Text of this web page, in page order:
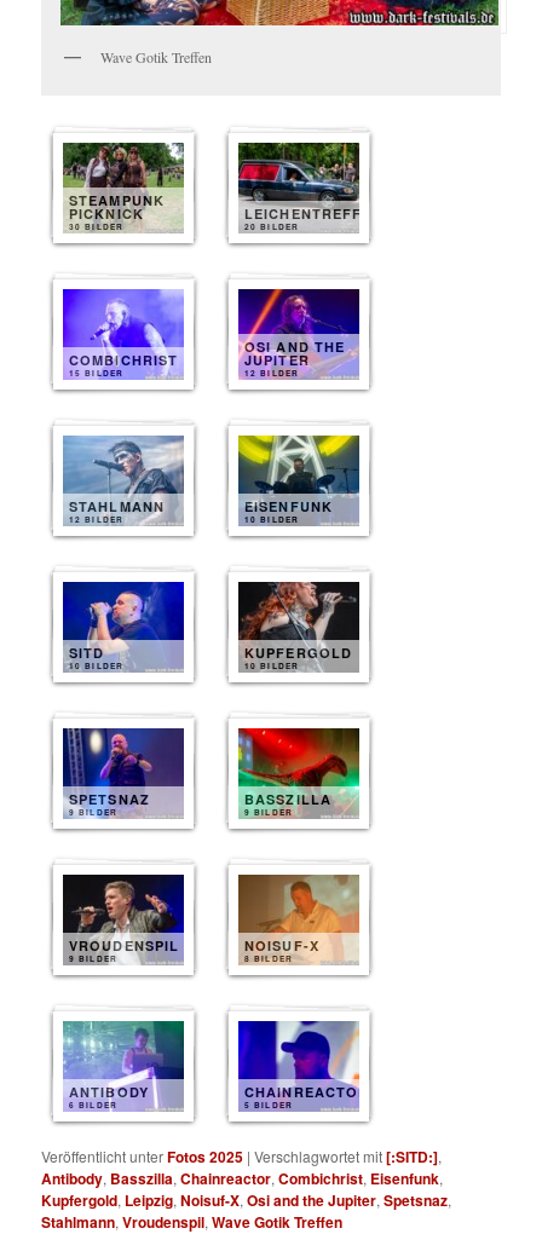
Wave Gotik Treffen
STEAMPUNK
PICKNICK
30 BILDER
LEICHENTREFF
20 BILDER
COMBICHRIST
15 BILDER
OSI AND THE
JUPITER
12 BILDER
STAHLMANN
12 BILDER
EISENFUNK
10 BILDER
SITD
10 BILDER
KUPFERGOLD
10 BILDER
SPETSNAZ
9 BILDER
BASSZILLA
9 BILDER
VROUDENSPIL
9 BILDER
NOISUF-X
8 BILDER
ANTIBODY
6 BILDER
CHAINREACTOR
5 BILDER
Veröffentlicht unterFotos 2025 |Verschlagwortet mit[:SITD:],
Antibody, Basszilla,Chainreactor,Combichrist, Eisenfunk,
Kupfergold, Leipzig,Noisuf-X,Osi and the Jupiter,Spetsnaz,
Stahlmann,Vroudenspil,Wave Gotik Treffen